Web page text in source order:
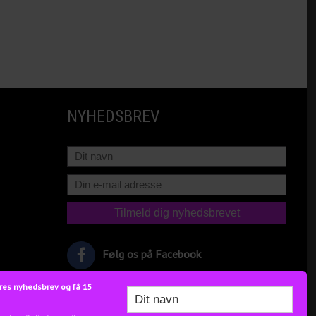
NYHEDSBREV
Følg os på Facebook
nyhedsbrev og få 15